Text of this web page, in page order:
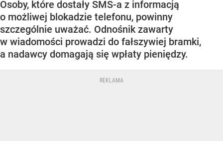
Osoby, które dostały SMS-a z informacją
o możliwej blokadzie telefonu, powinny
szczególnie uważać. Odnośnik zawarty
w wiadomości prowadzi do fałszywiej bramki,
a nadawcy domagają się wpłaty pieniędzy.